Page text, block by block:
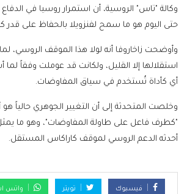
وكالة "تاس" الروسية، أن استمرار روسيا في
حتى اليوم هو ما سمح لفنزويلا بالحفاظ على قدر
وأوضحت زاخاروفا أنه لولا هذا الموقف الروسي،
استقلالها إلا القليل، ولكانت قد عوملت وفقاً لما
أي كأداة تُستخدم في سياق المفاوضات.
وخلصت المتحدثة إلى أن التغيير الجوهري حالياً هو
"كطرف فاعل على طاولة المفاوضات"، وهو ما يمثل
أحدثه الدعم الروسي لموقف كاراكاس المستقل.
فيسبوك تويتر واتس